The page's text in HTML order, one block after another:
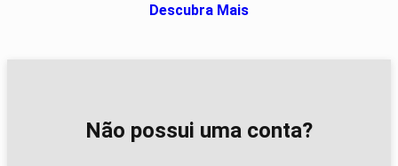
Descubra Mais
Não possui uma conta?